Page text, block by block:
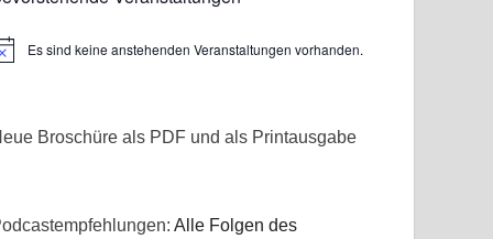
Es sind keine anstehenden Veranstaltungen vorhanden.
Broschüre als PDF und als Printausgabe
Alle Folgen des